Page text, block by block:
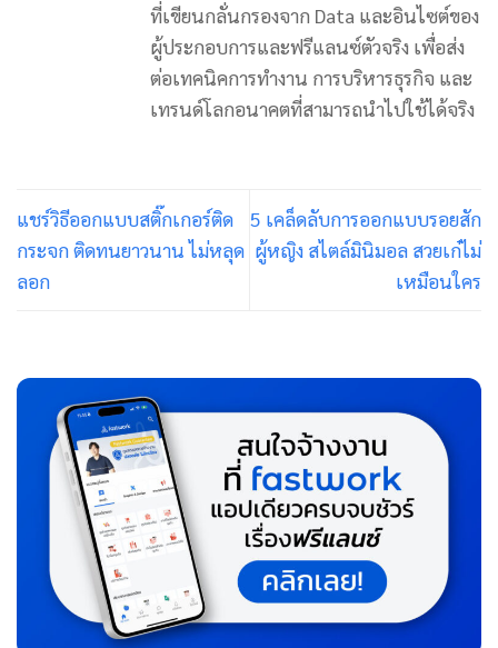
ที่เขียนกลั่นกรองจาก Data และอินไซต์ของ
ผู้ประกอบการและฟรีแลนซ์ตัวจริง เพื่อส่ง
ต่อเทคนิคการทำงาน การบริหารธุรกิจ และ
เทรนด์โลกอนาคตที่สามารถนำไปใช้ได้จริง
แชร์วิธีออกแบบสติ๊กเกอร์ติด
กระจก ติดทนยาวนาน ไม่หลุด
ลอก
5 เคล็ดลับการออกแบบรอยสัก
ผู้หญิง สไตล์มินิมอล สวยเก๋ไม่
เหมือนใคร